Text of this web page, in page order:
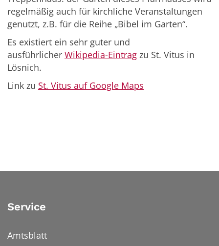
regelmäßig auch für kirchliche Veranstaltungen
genutzt, z.B. für die Reihe „Bibel im Garten“.
Es existiert ein sehr guter und
ausführlicher Wikipedia-Eintrag zu St. Vitus in
Lösnich.
Link zu St. Vitus auf Google Maps
Service
Amtsblatt